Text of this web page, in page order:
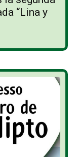
“Lina y